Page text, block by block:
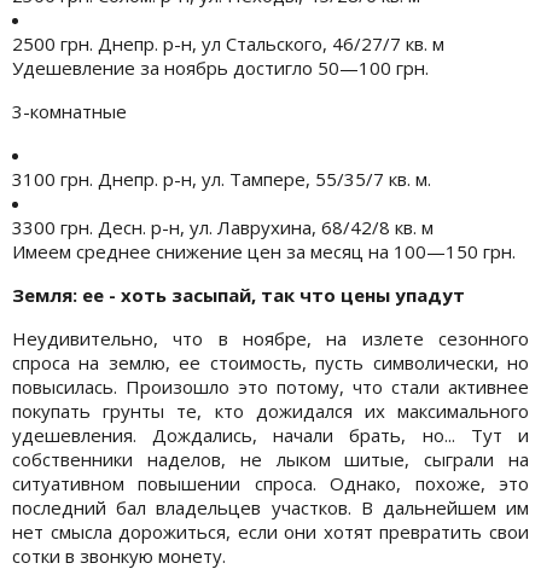
2500 грн. Днепр. р-н, ул Стальского, 46/27/7 кв. м
Удешевление за ноябрь достигло 50—100 грн.
3-комнатные
3100 грн. Днепр. р-н, ул. Тампере, 55/35/7 кв. м.
3300 грн. Десн. р-н, ул. Лаврухина, 68/42/8 кв. м
Имеем среднее снижение цен за месяц на 100—150 грн.
Земля: ее - хоть засыпай, так что цены упадут
Неудивительно, что в ноябре, на излете сезонного
спроса на землю, ее стоимость, пусть символически, но
повысилась. Произошло это потому, что стали активнее
покупать грунты те, кто дожидался их максимального
удешевления. Дождались, начали брать, но... Тут и
собственники наделов, не лыком шитые, сыграли на
ситуативном повышении спроса. Однако, похоже, это
последний бал владельцев участков. В дальнейшем им
нет смысла дорожиться, если они хотят превратить свои
сотки в звонкую монету.